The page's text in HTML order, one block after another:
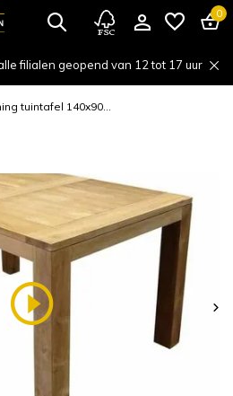
0
filialen geopend van 12 tot 17 uur
tuintafel 140x90...